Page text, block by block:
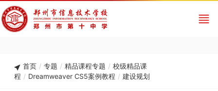
首页 / 专题 / 精品课程专题 / 校级精品课
程 / Dreamweaver CS5案例教程 / 建设规划